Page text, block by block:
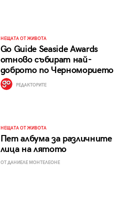
НЕЩАТА ОТ ЖИВОТА
Go Guide Seaside Awards
отново събират най-
доброто по Черноморието
РЕДАКТОРИТЕ
НЕЩАТА ОТ ЖИВОТА
Пет албума за различните
лица на лятото
ОТ ДАНИЕЛЕ МОНТЕЛЕОНЕ